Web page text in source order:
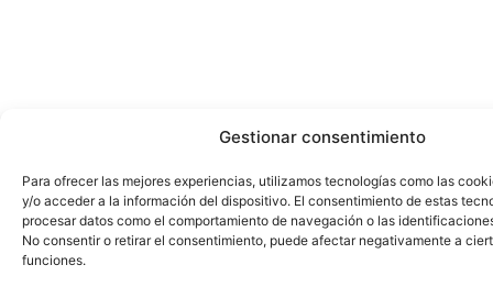
Gestionar consentimiento
Para ofrecer las mejores experiencias, utilizamos tecnologías como las
y/o acceder a la información del dispositivo. El consentimiento de estas
procesar datos como el comportamiento de navegación o las
No consentir o retirar el consentimiento, puede afectar negativamente a
funciones.